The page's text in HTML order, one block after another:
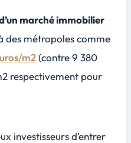
marché immobilier
des métropoles comme
m2(contre 9 380
respectivement pour
investisseurs d’entrer